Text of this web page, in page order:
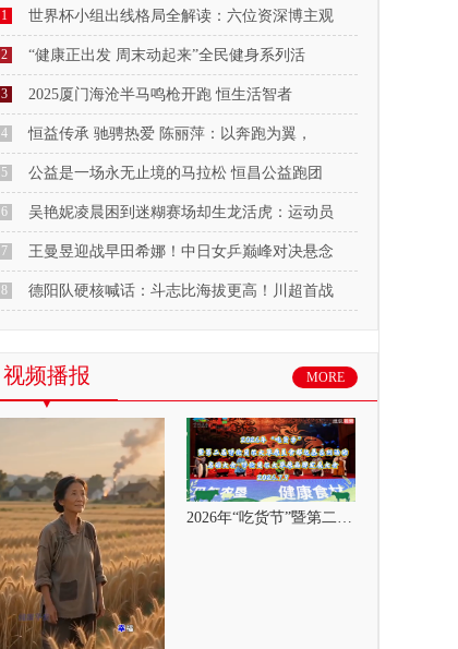
1 世界杯小组出线格局全解读：六位资深博主观
2 “健康正出发 周末动起来”全民健身系列活
3 2025厦门海沧半马鸣枪开跑 恒生活智者
4 恒益传承 驰骋热爱 陈丽萍：以奔跑为翼，
5 公益是一场永无止境的马拉松 恒昌公益跑团
6 吴艳妮凌晨困到迷糊赛场却生龙活虎：运动员
7 王曼昱迎战早田希娜！中日女乒巅峰对决悬念
8 德阳队硬核喊话：斗志比海拔更高！川超首战
视频播报 MORE
2026年“吃货节”暨第二届呼伦贝尔大草